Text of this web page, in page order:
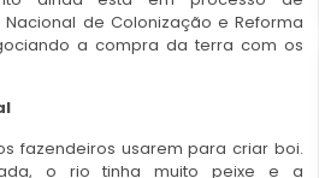
Nacional de Colonização e Reforma
a compra da terra com os
fazendeiros usarem para criar boi.
o rio tinha muito peixe e a